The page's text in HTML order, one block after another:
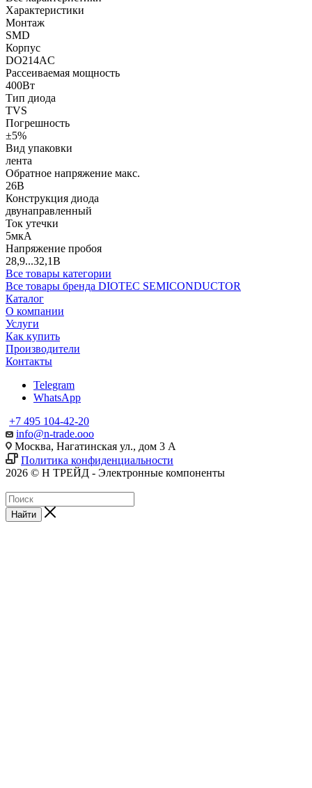
Характеристики
Монтаж
SMD
Корпус
DO214AC
Рассеиваемая мощность
400Вт
Тип диода
TVS
Погрешность
±5%
Вид упаковки
лента
Обратное напряжение макс.
26В
Конструкция диода
двунаправленный
Ток утечки
5мкА
Напряжение пробоя
28,9...32,1В
Все товары категории
Все товары бренда DIOTEC SEMICONDUCTOR
Каталог
О компании
Услуги
Как купить
Производители
Контакты
Telegram
WhatsApp
+7 495 104-42-20
info@n-trade.ooo
Москва, Нагатинская ул., дом 3 А
Политика конфиденциальности
2026 © Н ТРЕЙД - Электронные компоненты
Найти